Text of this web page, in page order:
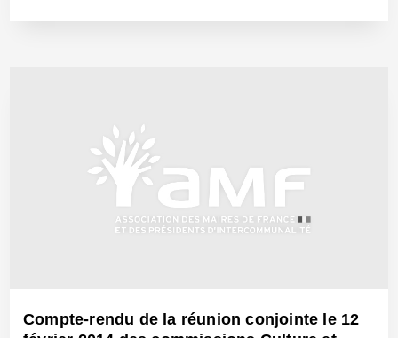
Compte-rendu de la réunion conjointe le 12